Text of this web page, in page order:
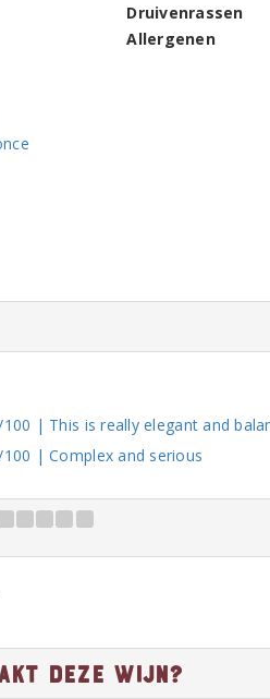
Druivenrassen
Allergenen
| This is really elegant and
| Complex and serious
deze wijn?